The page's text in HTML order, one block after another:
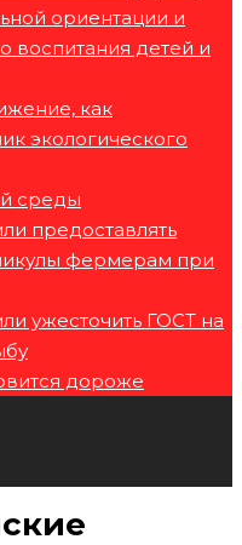
ориентации и
воспитания детей и
как
экологического
среды
предоставлять
фермерам при
ужесточить ГОСТ на
дороже